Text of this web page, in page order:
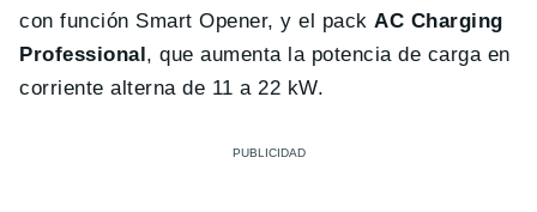
con función Smart Opener, y el pack AC Charging
Professional, que aumenta la potencia de carga en
corriente alterna de 11 a 22 kW.